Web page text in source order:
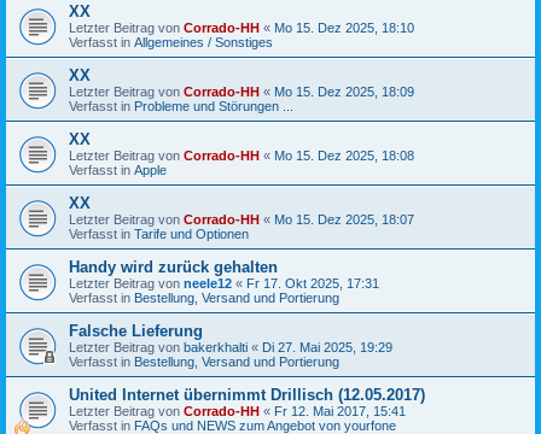
XX
Letzter Beitrag von Corrado-HH « Mo 15. Dez 2025, 18:10
Verfasst in Allgemeines / Sonstiges
XX
Letzter Beitrag von Corrado-HH « Mo 15. Dez 2025, 18:09
Verfasst in Probleme und Störungen ...
XX
Letzter Beitrag von Corrado-HH « Mo 15. Dez 2025, 18:08
Verfasst in Apple
XX
Letzter Beitrag von Corrado-HH « Mo 15. Dez 2025, 18:07
Verfasst in Tarife und Optionen
Handy wird zurück gehalten
Letzter Beitrag von neele12 « Fr 17. Okt 2025, 17:31
Verfasst in Bestellung, Versand und Portierung
Falsche Lieferung
Letzter Beitrag von bakerkhalti « Di 27. Mai 2025, 19:29
Verfasst in Bestellung, Versand und Portierung
United Internet übernimmt Drillisch (12.05.2017)
Letzter Beitrag von Corrado-HH « Fr 12. Mai 2017, 15:41
Verfasst in FAQs und NEWS zum Angebot von yourfone